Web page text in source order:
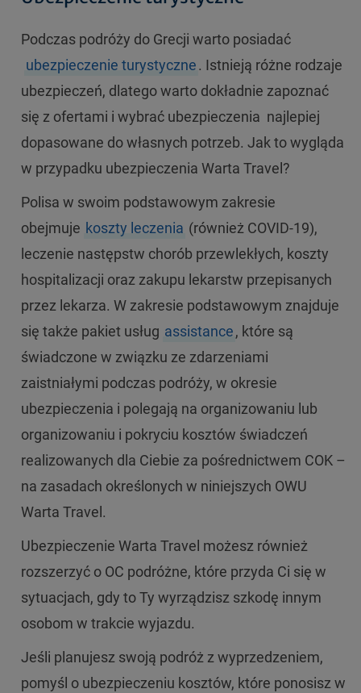
Podczas podróży do Grecji warto posiadać
ubezpieczenie turystyczne. Istnieją różne rodzaje
ubezpieczeń, dlatego warto dokładnie zapoznać
się z ofertami i wybrać ubezpieczenia najlepiej
dopasowane do własnych potrzeb. Jak to wygląda
w przypadku ubezpieczenia Warta Travel?
Polisa w swoim podstawowym zakresie
obejmuje koszty leczenia (również COVID-19),
leczenie następstw chorób przewlekłych, koszty
hospitalizacji oraz zakupu lekarstw przepisanych
przez lekarza. W zakresie podstawowym znajduje
się także pakiet usług assistance, które są
świadczone w związku ze zdarzeniami
zaistniałymi podczas podróży, w okresie
ubezpieczenia i polegają na organizowaniu lub
organizowaniu i pokryciu kosztów świadczeń
realizowanych dla Ciebie za pośrednictwem COK –
na zasadach określonych w niniejszych OWU
Warta Travel.
Ubezpieczenie Warta Travel możesz również
rozszerzyć o OC podróżne, które przyda Ci się w
sytuacjach, gdy to Ty wyrządzisz szkodę innym
osobom w trakcie wyjazdu.
Jeśli planujesz swoją podróż z wyprzedzeniem,
pomyśl o ubezpieczeniu kosztów, które ponosisz w